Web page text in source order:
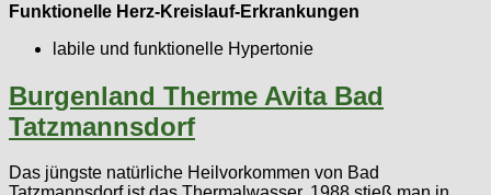
Funktionelle Herz-Kreislauf-Erkrankungen
labile und funktionelle Hypertonie
Burgenland Therme Avita Bad
Tatzmannsdorf
Das jüngste natürliche Heilvorkommen von Bad